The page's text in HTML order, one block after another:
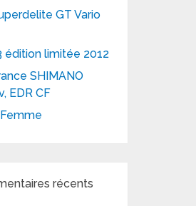
GT Vario
édition limitée 2012
SHIMANO
EDR CF
récents